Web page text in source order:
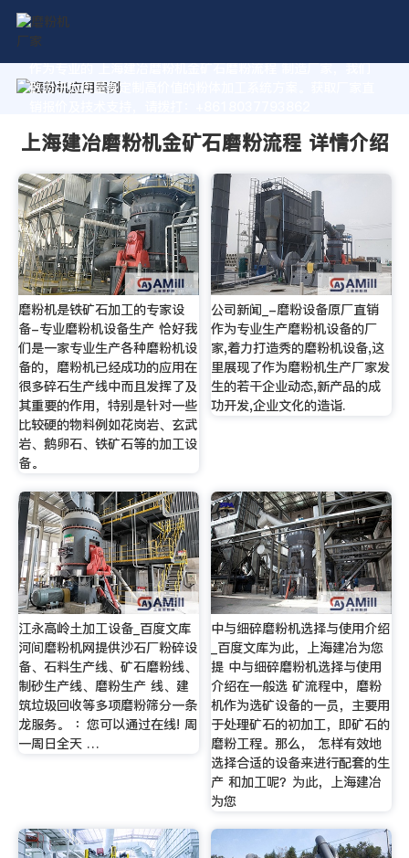
作为专业的 上海建冶磨粉机金矿石磨粉流程 制造厂家，我们
致力于为您量身定制高价值的粉体加工系统方案。获取厂家直
上海建冶磨粉机金矿石磨粉流程 详情介绍
磨粉机是铁矿石加工的专家设
备-专业磨粉机设备生产 恰好我
们是一家专业生产各种磨粉机设
备的，磨粉机已经成功的应用在
很多碎石生产线中而且发挥了及
其重要的作用，特别是针对一些
比较硬的物料例如花岗岩、玄武
岩、鹅卵石、铁矿石等的加工设
备。
公司新闻_-磨粉设备原厂直销
作为专业生产磨粉机设备的厂
家,着力打造秀的磨粉机设备,这
里展现了作为磨粉机生产厂家发
生的若干企业动态,新产品的成
功开发,企业文化的造诣.
江永高岭土加工设备_百度文库
河间磨粉机网提供沙石厂粉碎设
备、石料生产线、矿石磨粉线、
制砂生产线、磨粉生产 线、建
筑垃圾回收等多项磨粉筛分一条
龙服务。 ：您可以通过在线! 周
一周日全天 …
中与细碎磨粉机选择与使用介绍
_百度文库为此，上海建冶为您
提 中与细碎磨粉机选择与使用
介绍在一般选 矿流程中，磨粉
机作为选矿设备的一员，主要用
于处理矿石的初加工，即矿石的
磨粉工程。那么， 怎样有效地
选择合适的设备来进行配套的生
产 和加工呢？为此，上海建冶
为您